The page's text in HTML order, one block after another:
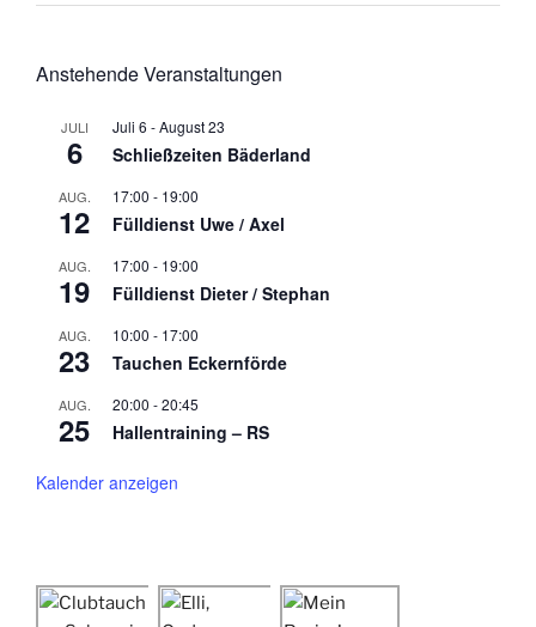
Anstehende Veranstaltungen
JULI
6
Juli 6 -August 23
Schließzeiten Bäderland
AUG.
12
17:00 - 19:00
Fülldienst Uwe / Axel
AUG.
19
17:00 - 19:00
Fülldienst Dieter / Stephan
AUG.
23
10:00 - 17:00
Tauchen Eckernförde
AUG.
25
20:00 -20:45
Hallentraining – RS
Kalender anzeigen